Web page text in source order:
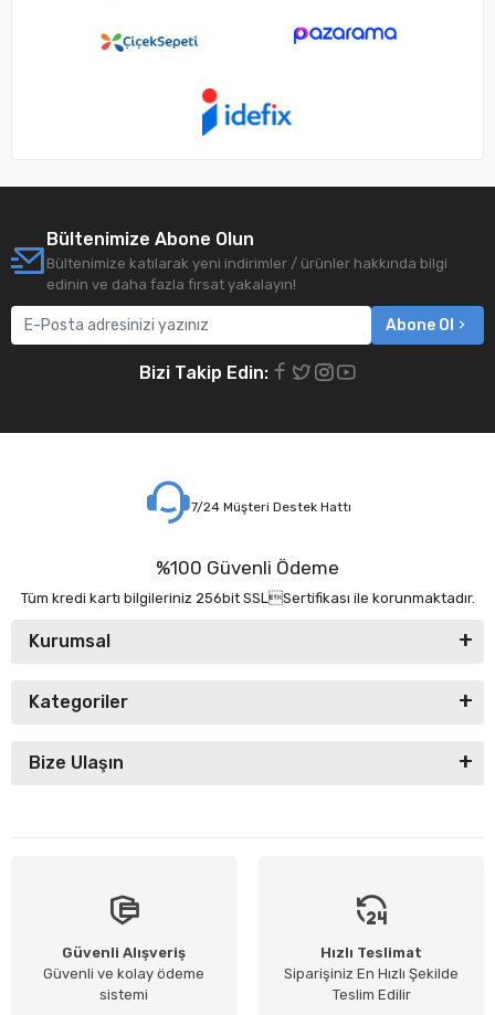
Bültenimize Abone Olun
Bültenimize katılarak yeni indirimler / ürünler hakkında bilgi
edinin ve daha fazla fırsat yakalayın!
Abone Ol
Bizi Takip Edin:
7/24 Müşteri Destek Hattı
%100 Güvenli Ödeme
Tüm kredi kartı bilgileriniz 256bit SSLSertifikası ile korunmaktadır.
Kurumsal
Kategoriler
Bize Ulaşın
Güvenli Alışveriş
Güvenli ve kolay ödeme
sistemi
Hızlı Teslimat
Siparişiniz En Hızlı Şekilde
Teslim Edilir